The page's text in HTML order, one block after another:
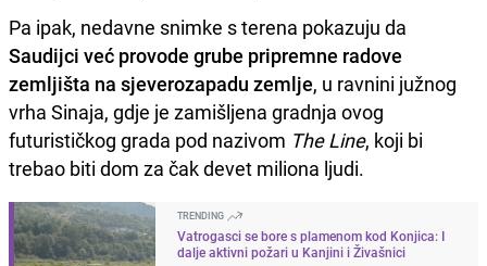
Pa ipak, nedavne snimke s terena pokazuju da
Saudijci već provode grube pripremne radove
zemljišta na sjeverozapadu zemlje, u ravnini južnog
vrha Sinaja, gdje je zamišljena gradnja ovog
futurističkog grada pod nazivom The Line, koji bi
trebao biti dom za čak devet miliona ljudi.
TRENDING
Vatrogasci se bore s plamenom kod Konjica: I
dalje aktivni požari u Kanjini i Živašnici